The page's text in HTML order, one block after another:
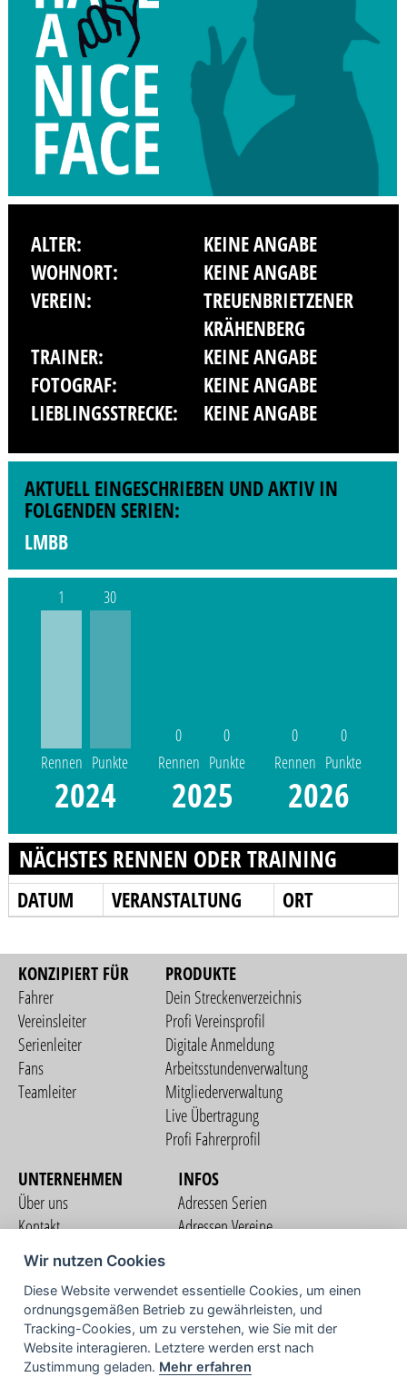
ALTER:
KEINE ANGABE
WOHNORT:
KEINE ANGABE
VEREIN:
TREUENBRIETZENER
KRÄHENBERG
TRAINER:
KEINE ANGABE
FOTOGRAF:
KEINE ANGABE
LIEBLINGSSTRECKE:
KEINE ANGABE
AKTUELL EINGESCHRIEBEN UND AKTIV IN
FOLGENDEN SERIEN:
LMBB
1
Rennen
30
Punkte
2024
0
Rennen
0
Punkte
2025
0
Rennen
0
Punkte
2026
NÄCHSTES RENNEN ODER TRAINING
DATUM VERANSTALTUNG ORT
KONZIPIERT FÜR
Fahrer
Vereinsleiter
Serienleiter
Fans
Teamleiter
PRODUKTE
Dein Streckenverzeichnis
Profi Vereinsprofil
Digitale Anmeldung
Arbeitsstundenverwaltung
Mitgliederverwaltung
Live Übertragung
Profi Fahrerprofil
UNTERNEHMEN
Über uns
Kontakt
Nutzungsbedingungen
Datenschutzerklärung
Impressum
INFOS
Adressen Serien
Adressen Vereine
COMMUNITY
Wir nutzen Cookies
Diese Website verwendet essentielle Cookies, um einen
ordnungsgemäßen Betrieb zu gewährleisten, und
Tracking-Cookies, um zu verstehen, wie Sie mit der
Website interagieren. Letztere werden erst nach
Zustimmung geladen. Mehr erfahren